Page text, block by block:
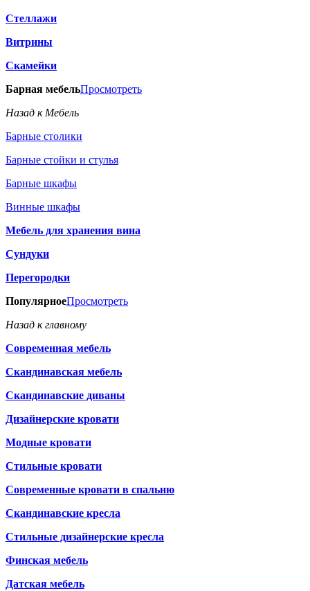
Стеллажи
Витрины
Скамейки
Барная мебельПросмотреть
Назад к Мебель
Барные столики
Барные стойки и стулья
Барные шкафы
Винные шкафы
Мебель для хранения вина
Сундуки
Перегородки
ПопулярноеПросмотреть
Назад к главному
Современная мебель
Скандинавская мебель
Скандинавские диваны
Дизайнерские кровати
Модные кровати
Стильные кровати
Современные кровати в спальню
Скандинавские кресла
Стильные дизайнерские кресла
Финская мебель
Датская мебель